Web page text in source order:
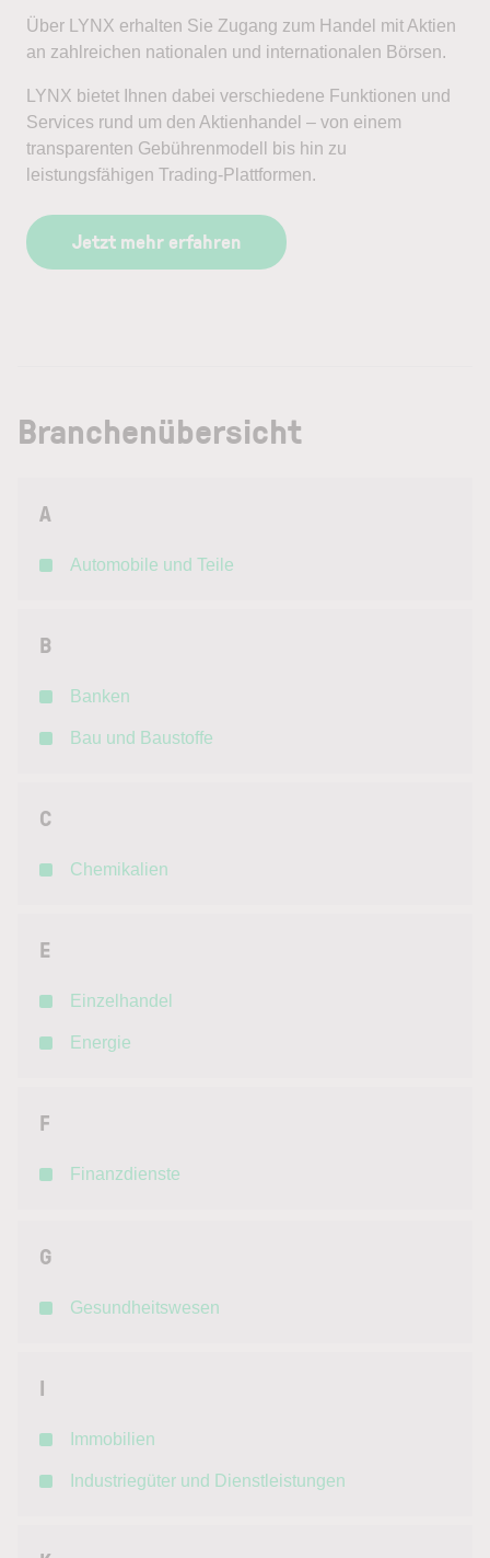
Über LYNX erhalten Sie Zugang zum Handel mit Aktien
an zahlreichen nationalen und internationalen Börsen.
LYNX bietet Ihnen dabei verschiedene Funktionen und
Services rund um den Aktienhandel – von einem
transparenten Gebührenmodell bis hin zu
leistungsfähigen Trading-Plattformen.
Jetzt mehr erfahren
Branchenübersicht
A
Automobile und Teile
B
Banken
Bau und Baustoffe
C
Chemikalien
E
Einzelhandel
Energie
F
Finanzdienste
G
Gesundheitswesen
I
Immobilien
Industriegüter und Dienstleistungen